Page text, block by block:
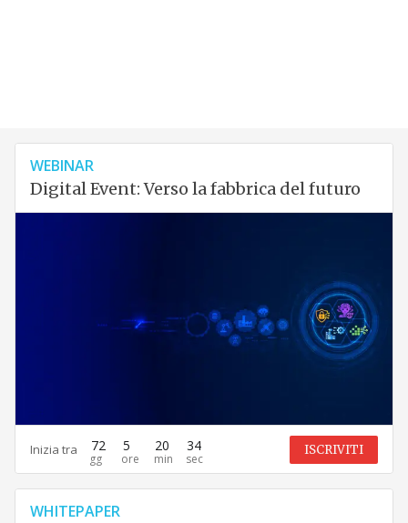
WEBINAR
Digital Event: Verso la fabbrica del futuro
Inizia tra 72 5 20 33 ISCRIVITI
WHITEPAPER